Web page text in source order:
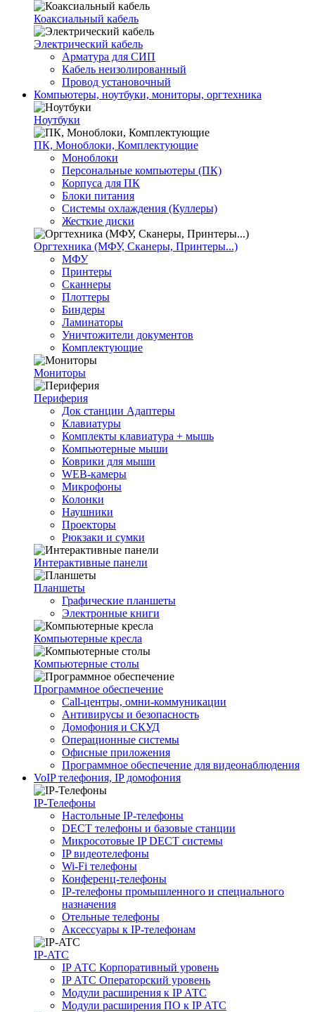
Коаксиальный кабель
Электрический кабель
Арматура для СИП
Кабель неизолированный
Провод установочный
Компьютеры, ноутбуки, мониторы, оргтехника
Ноутбуки
ПК, Моноблоки, Комплектующие
Моноблоки
Персональные компьютеры (ПК)
Корпуса для ПК
Блоки питания
Системы охлаждения (Куллеры)
Жесткие диски
Оргтехника (МФУ, Сканеры, Принтеры...)
МФУ
Принтеры
Сканнеры
Плоттеры
Биндеры
Ламинаторы
Уничтожители документов
Комплектующие
Мониторы
Периферия
Док станции Адаптеры
Клавиатуры
Комплекты клавиатура + мышь
Компьютерные мыши
Коврики для мыши
WEB-камеры
Микрофоны
Колонки
Наушники
Проекторы
Рюкзаки и сумки
Интерактивные панели
Планшеты
Графические планшеты
Электронные книги
Компьютерные кресла
Компьютерные столы
Программное обеспечение
Call-центры, омни-коммуникации
Антивирусы и безопасность
Домофония и СКУД
Операционные системы
Офисные приложения
Программное обеспечение для видеонаблюдения
VoIP телефония, IP домофония
IP-Телефоны
Настольные IP-телефоны
DECT телефоны и базовые станции
Микросотовые IP DECT системы
IP видеотелефоны
Wi-Fi телефоны
Конференц-телефоны
IP-телефоны промышленного и специального
назначения
Отельные телефоны
Аксессуары к IP-телефонам
IP-ATC
IP АТС Корпоративный уровень
IP АТС Операторский уровень
Модули расширения к IP АТС
Модули расширения ПО к IP АТС